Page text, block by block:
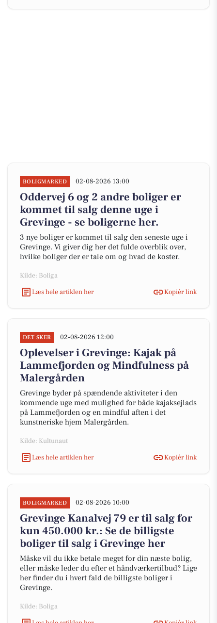
BOLIGMARKED 02-08-2026 13:00
Oddervej 6 og 2 andre boliger er
kommet til salg denne uge i
Grevinge - se boligerne her.
3 nye boliger er kommet til salg den seneste uge i
Grevinge. Vi giver dig her det fulde overblik over,
hvilke boliger der er tale om og hvad de koster.
Kilde: Boliga
Læs hele artiklen her
Kopiér link
DET SKER 02-08-2026 12:00
Oplevelser i Grevinge: Kajak på
Lammefjorden og Mindfulness på
Malergården
Grevinge byder på spændende aktiviteter i den
kommende uge med mulighed for både kajaksejlads
på Lammefjorden og en mindful aften i det
kunstneriske hjem Malergården.
Kilde: Kultunaut
Læs hele artiklen her
Kopiér link
BOLIGMARKED 02-08-2026 10:00
Grevinge Kanalvej 79 er til salg for
kun 450.000 kr.: Se de billigste
boliger til salg i Grevinge her
Måske vil du ikke betale meget for din næste bolig,
eller måske leder du efter et håndværkertilbud? Lige
her finder du i hvert fald de billigste boliger i
Grevinge.
Kilde: Boliga